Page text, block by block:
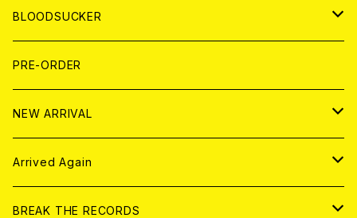
LP
7EP
LP
T-shirt
HOOD
WORLD
T-shirt
HOOD
MAGAZINE
BOLLOCKS
EL ZINE
写真集 (PHOTOBOOK)
BLOODSUCKER
CD
アナログ
アパレル
書籍
PRE-ORDER
NEW ARRIVAL
CD
アナログ
Arrived Again
CD
BREAK THE RECORDS